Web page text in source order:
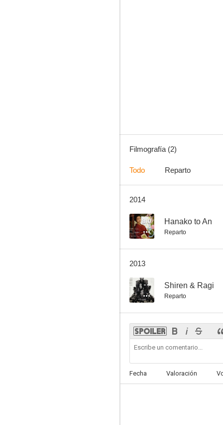
Filmografía (2)
Todo Reparto
2014
8.0 Hanako to An
Reparto
2013
-- Shiren & Ragi
Reparto
Fecha Valoración